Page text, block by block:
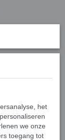
en een
het
we onze
toegang tot